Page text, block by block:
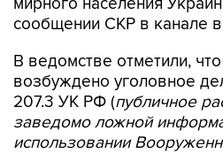
сообщении СКР в канале в
В ведомстве отметили,
возбуждено уголовное
207.3 УК РФ (публичное
заведомо ложной
использовании